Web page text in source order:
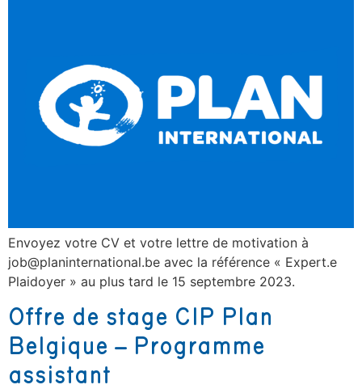
Envoyez votre CV et votre lettre de motivation à
job@planinternational.be avec la référence « Expert.e
Plaidoyer » au plus tard le 15 septembre 2023.
Offre de stage CIP Plan
Belgique – Programme
assistant